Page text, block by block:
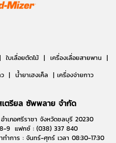
ใบเลื่อยตัดไม้ | เครื่องเลื่อยสายพาน |
| น้ำยาเฮงเค็ล | เครื่องจ่ายกาว
ตรียล ซัพพลาย จำกัด
เภอศรีราชา จังหวัดชลบุรี 20230
9 แฟกซ์ : (038) 337 840
ทำการ : จันทร์-ศุกร์ เวลา 08:30-17:30